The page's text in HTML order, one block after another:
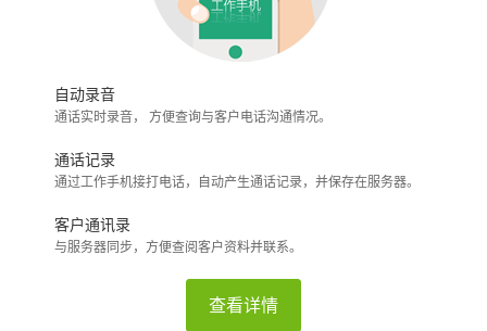
自动录音
通话实时录音， 方便查询与客户电话沟通情况。
通话记录
通过工作手机接打电话，自动产生通话记录，并保存在服务器。
客户通讯录
与服务器同步，方便查阅客户资料并联系。
查看详情